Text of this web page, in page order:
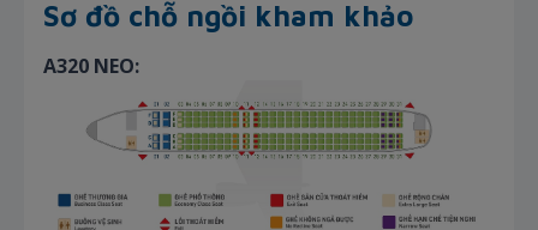
Sơ đồ chỗ ngồi kham khảo
A320 NEO: